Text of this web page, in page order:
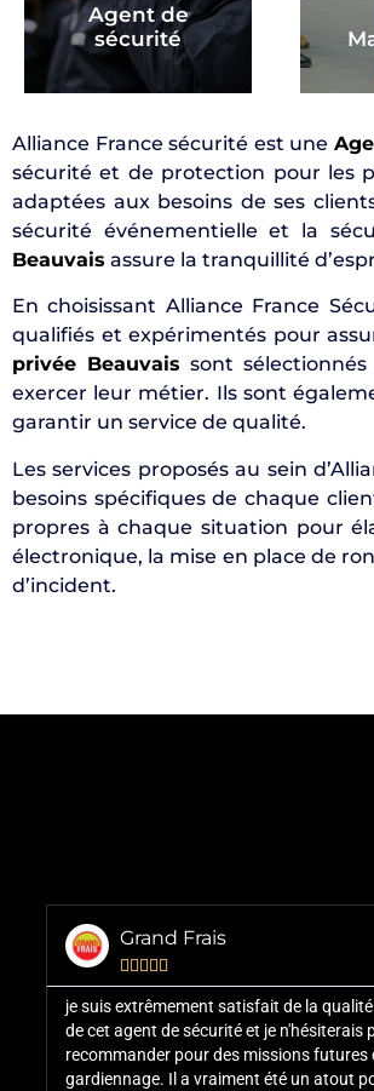
Agent de
sécurité
Alliance France sécurité est une
sécurité et de protection pour les
adaptées aux besoins de ses
sécurité événementielle et la
Beauvais assure la tranquillité
En choisissant Alliance France
qualifiés et expérimentés pour
privée Beauvais sont
exercer leur métier. Ils sont
garantir un service de qualité.
Les services proposés au sein
besoins spécifiques de chaque
propres à chaque situation pour
électronique, la mise en place de
d’incident.
Grand Frais
    
je suis extrêmement satisfait de la
de cet agent de sécurité et je n'hésiterais
recommander pour des missions futures
gardiennage. Il a vraiment été un atout